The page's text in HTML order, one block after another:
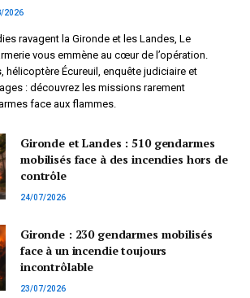
2026
ravagent la Gironde et les Landes, Le
vous emmène au cœur de l’opération.
hélicoptère Écureuil, enquête judiciaire et
: découvrez les missions rarement
face aux flammes.
Gironde et Landes : 510 gendarmes
mobilisés face à des incendies hors de
contrôle
24/07/2026
Gironde : 230 gendarmes mobilisés
face à un incendie toujours
incontrôlable
23/07/2026